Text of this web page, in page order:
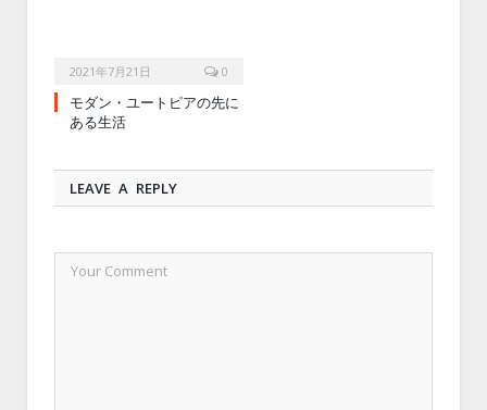
2021年7月21日 0
モダン・ユートピアの先に
ある生活
LEAVE A REPLY